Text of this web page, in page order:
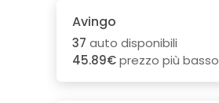
Avingo
37 auto disponibili
45.89€prezzo più basso